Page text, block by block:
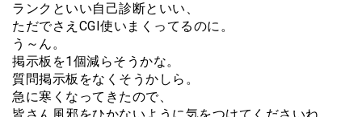
ランクといい自己診断といい、
ただでさえCGI使いまくってるのに。
う～ん。
掲示板を1個減らそうかな。
質問掲示板をなくそうかしら。
急に寒くなってきたので、